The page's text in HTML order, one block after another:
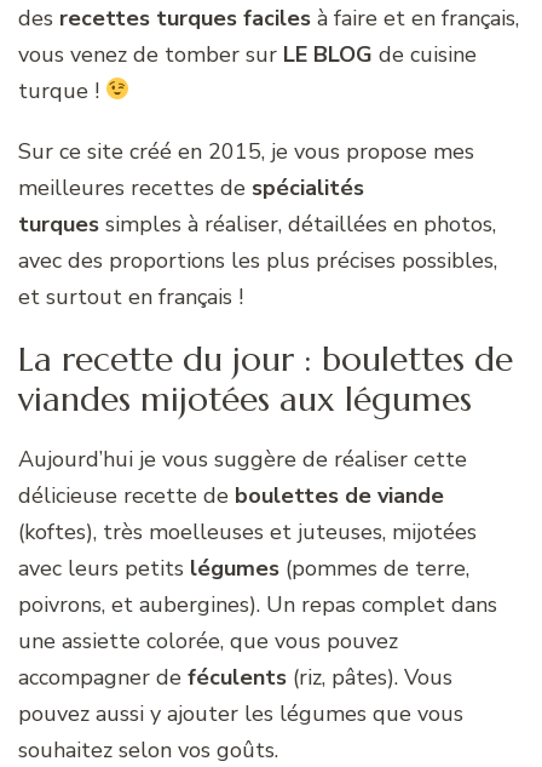
des recettes turques faciles à faire et en français,
vous venez de tomber sur LE BLOG de cuisine
turque !
Sur ce site créé en 2015, je vous propose mes
meilleures recettes de spécialités
turques simples à réaliser, détaillées en photos,
avec des proportions les plus précises possibles,
et surtout en français !
La recette du jour : boulettes de
viandes mijotées aux légumes
Aujourd’hui je vous suggère de réaliser cette
délicieuse recette de boulettes de viande
(koftes), très moelleuses et juteuses, mijotées
avec leurs petits légumes (pommes de terre,
poivrons, et aubergines). Un repas complet dans
une assiette colorée, que vous pouvez
accompagner de féculents (riz, pâtes). Vous
pouvez aussi y ajouter les légumes que vous
souhaitez selon vos goûts.